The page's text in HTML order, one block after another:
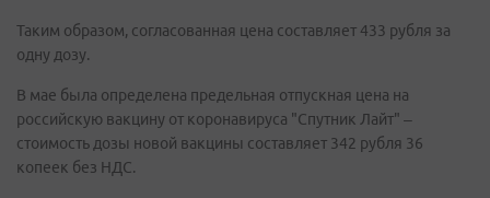
Таким образом, согласованная цена составляет 433 рубля за
одну дозу.
В мае была определена предельная отпускная цена на
российскую вакцину от коронавируса "Спутник Лайт" –
стоимость дозы новой вакцины составляет 342 рубля 36
копеек без НДС.